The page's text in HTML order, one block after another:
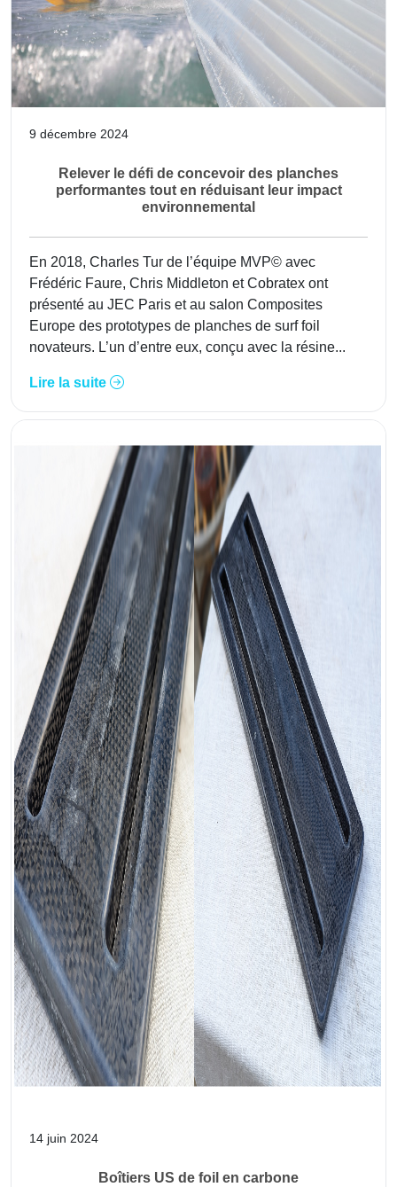
9 décembre 2024
Relever le défi de concevoir des planches
performantes tout en réduisant leur impact
environnemental
En 2018, Charles Tur de l’équipe MVP© avec
Frédéric Faure, Chris Middleton et Cobratex ont
présenté au JEC Paris et au salon Composites
Europe des prototypes de planches de surf foil
novateurs. L’un d’entre eux, conçu avec la résine...
Lire la suite
14 juin 2024
Boîtiers US de foil en carbone